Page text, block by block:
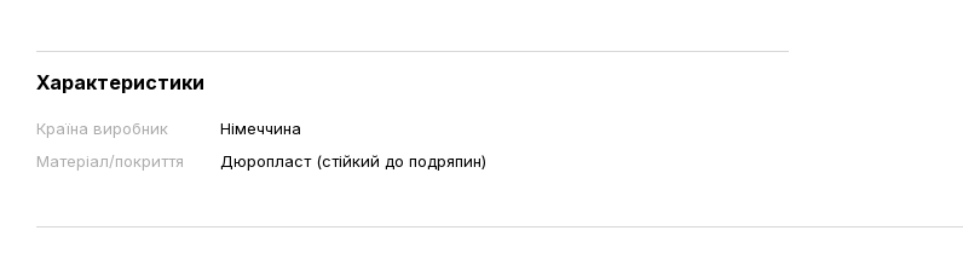
Характеристики
Країна виробник
Німеччина
Матеріал/покриття
Дюропласт (стійкий до подряпин)